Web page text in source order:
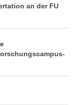
an der FU